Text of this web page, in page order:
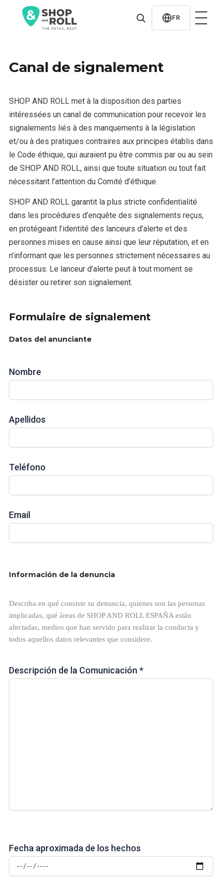
contenido
FR
Canal de signalement
SHOP AND ROLL met à la disposition des parties
intéressées un canal de communication pour recevoir les
signalements liés à des manquements à la législation
et/ou à des pratiques contraires aux principes établis dans
le Code éthique, qui auraient pu être commis par ou au sein
de SHOP AND ROLL, ainsi que toute situation ou tout fait
nécessitant l’attention du Comité d’éthique.
SHOP AND ROLL garantit la plus stricte confidentialité
dans les procédures d’enquête des signalements reçus,
en protégeant l’identité des lanceurs d’alerte et des
personnes mises en cause ainsi que leur réputation, et en
n’informant que les personnes strictement nécessaires au
processus. Le lanceur d’alerte peut à tout moment se
désister ou retirer son signalement.
Formulaire de signalement
Datos del anunciante
Nombre
Apellidos
Teléfono
Email
Información de la denuncia
Describa en qué consiste su denuncia, quienes son las personas
implicadas, qué áreas de SHOP AND ROLL ESPAÑA están
afectadas, medios que han servido para realizar la conducta y
todos aquellos datos relevantes que considere.
Descripción de la Comunicación *
Fecha aproximada de los hechos